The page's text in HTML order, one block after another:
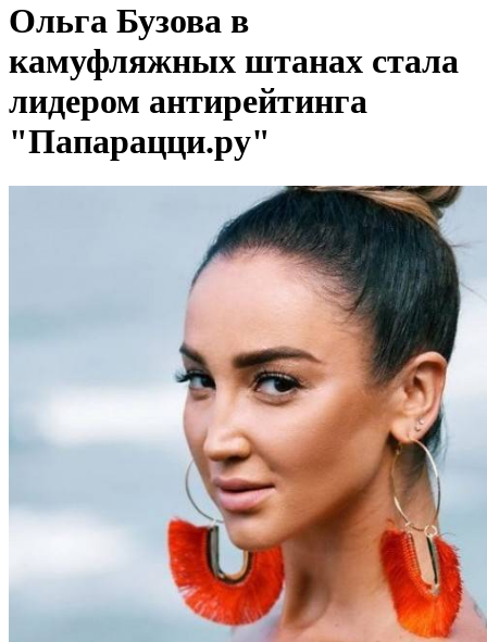
Ольга Бузова в
камуфляжных штанах стала
лидером антирейтинга
"Папарацци.ру"